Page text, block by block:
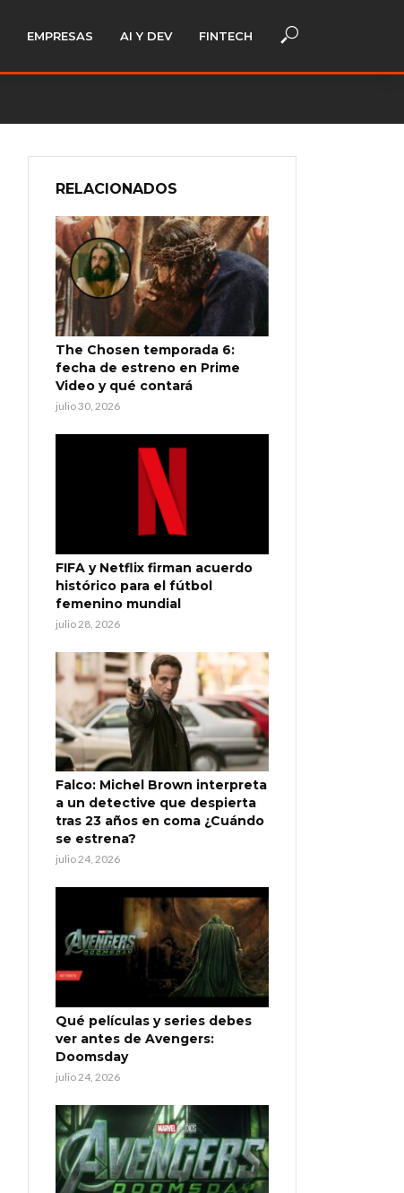
EMPRESAS AI Y DEV FINTECH
RELACIONADOS
The Chosen temporada 6:
fecha de estreno en Prime
Video y qué contará
julio 30, 2026
FIFA y Netflix firman acuerdo
histórico para el fútbol
femenino mundial
julio 28, 2026
Falco: Michel Brown interpreta
a un detective que despierta
tras 23 años en coma ¿Cuándo
se estrena?
julio 24, 2026
Qué películas y series debes
ver antes de Avengers:
Doomsday
julio 24, 2026